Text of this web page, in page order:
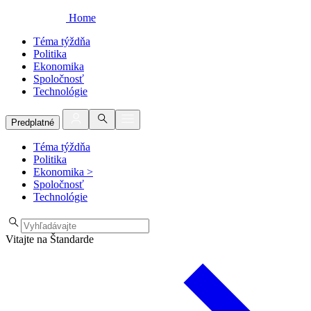
Home
Téma týždňa
Politika
Ekonomika
Spoločnosť
Technológie
Predplatné
Téma týždňa
Politika
Ekonomika >
Spoločnosť
Technológie
Vitajte na Štandarde